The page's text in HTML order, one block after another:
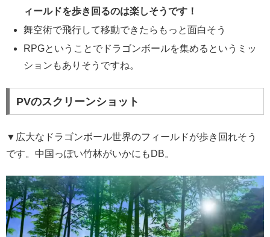
ィールドを歩き回るのは楽しそうです！
舞空術で飛行して移動できたらもっと面白そう
RPGということでドラゴンボールを集めるというミッ
ションもありそうですね。
PVのスクリーンショット
▼広大なドラゴンボール世界のフィールドが歩き回れそう
です。中国っぽい竹林がいかにもDB。